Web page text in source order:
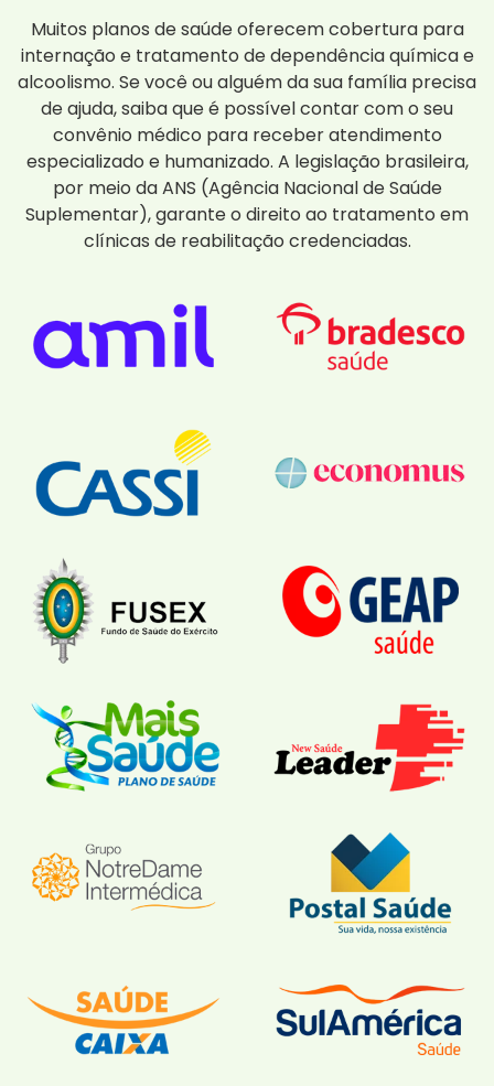
Muitos planos de saúde oferecem cobertura para
internação e tratamento de dependência química e
alcoolismo. Se você ou alguém da sua família precisa
de ajuda, saiba que é possível contar com o seu
convênio médico para receber atendimento
especializado e humanizado. A legislação brasileira,
por meio da ANS (Agência Nacional de Saúde
Suplementar), garante o direito ao tratamento em
clínicas de reabilitação credenciadas.